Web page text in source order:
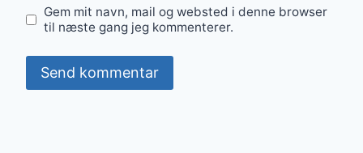
Gem mit navn, mail og websted i denne browser
til næste gang jeg kommenterer.